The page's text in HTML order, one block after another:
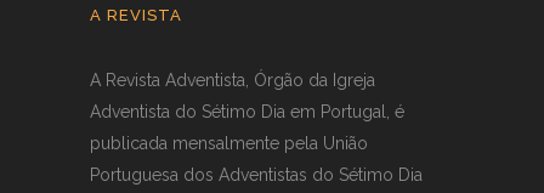
A REVISTA
A Revista Adventista, Órgão da Igreja
Adventista do Sétimo Dia em Portugal, é
publicada mensalmente pela União
Portuguesa dos Adventistas do Sétimo Dia